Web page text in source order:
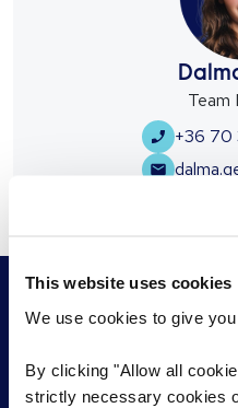
This website uses cookies
We use cookies to give
By clicking "Allow all
strictly necessary cookies
Team
+36
Munkáltatóknak